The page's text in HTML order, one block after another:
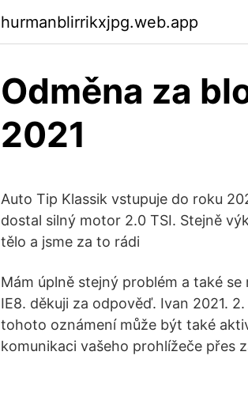
hurmanblirrikxjpg.web.app
Odměna za
2021
Auto Tip Klassik vstupuje do roku
dostal silný motor 2.0 TSI. Stejně
tělo a jsme za to rádi
Mám úplně stejný problém a také
IE8. děkuji za odpověď. Ivan 2021.
tohoto oznámení může být také
komunikaci vašeho prohlížeče přes